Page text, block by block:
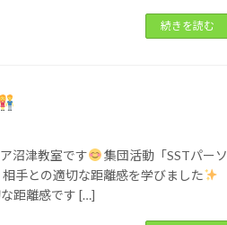
続きを読む
沼津教室です
集団活動「SSTパーソ
相手との適切な距離感を学びました
距離感です […]